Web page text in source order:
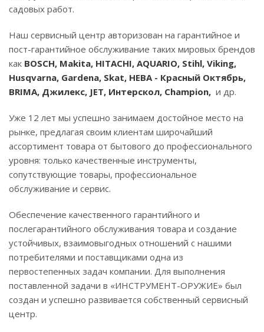
садовых работ.
Наш сервисный центр авторизован на гарантийное и
пост-гарантийное обслуживание таких мировых брендов
как BOSCH, Makita, HITACHI, AQUARIO, Stihl, Viking,
Husqvarna, Gardena, Skat, НЕВА - Красный Октябрь,
BRIMA, Джилекс, JET, Интерскол, Champion, и др.
Уже 12 лет мы успешно занимаем достойное место на
рынке, предлагая своим клиентам широчайший
ассортимент товара от бытового до профессионального
уровня: только качественные инструменты,
сопутствующие товары, профессиональное
обслуживание и сервис.
Обеспечение качественного гарантийного и
послегарантийного обслуживания товара и создание
устойчивых, взаимовыгодных отношений с нашими
потребителями и поставщиками одна из
первостепенных задач компании. Для выполнения
поставленной задачи в «ИНСТРУМЕНТ-ОРУЖИЕ» был
создан и успешно развивается собственный сервисный
центр.